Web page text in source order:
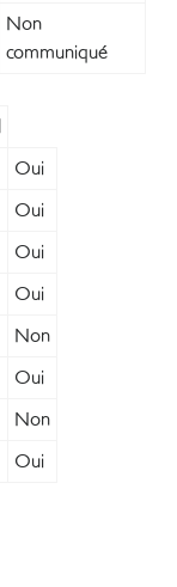
Non
communiqué
Oui
Oui
Oui
Oui
Non
Oui
Non
Oui